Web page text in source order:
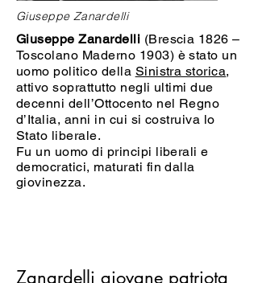
Giuseppe Zanardelli
Giuseppe Zanardelli (Brescia 1826 –
Toscolano Maderno 1903) è stato un
uomo politico della Sinistra storica,
attivo soprattutto negli ultimi due
decenni dell’Ottocento nel Regno
d’Italia, anni in cui si costruiva lo
Stato liberale.
Fu un uomo di principi liberali e
democratici, maturati fin dalla
giovinezza.
Zanardelli giovane patriota